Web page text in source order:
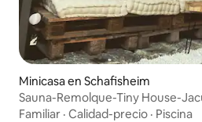
Minicasa en Schafisheim
Sauna-Remolque-Tiny House-
Familiar · Calidad-precio · Piscina